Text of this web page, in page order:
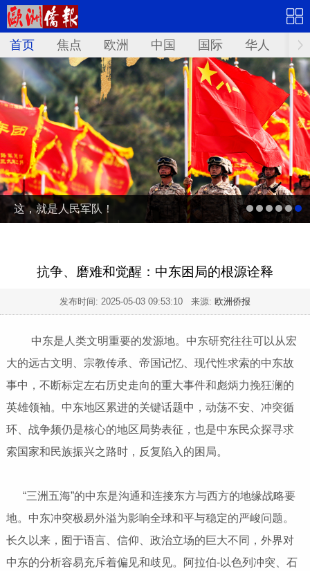
首页 焦点 欧洲 中国 国际 华人 文
这，就是人民军队！
抗争、磨难和觉醒：中东困局的根源诠释
发布时间: 2025-05-03 09:53:10 来源: 欧洲侨报
中东是人类文明重要的发源地。中东研究往往可以从宏
大的远古文明、宗教传承、帝国记忆、现代性求索的中东故
事中，不断标定左右历史走向的重大事件和彪炳力挽狂澜的
英雄领袖。中东地区累进的关键话题中，动荡不安、冲突循
环、战争频仍是核心的地区局势表征，也是中东民众探寻求
索国家和民族振兴之路时，反复陷入的困局。
“三洲五海”的中东是沟通和连接东方与西方的地缘战略要
地。中东冲突极易外溢为影响全球和平与稳定的严峻问题。
长久以来，囿于语言、信仰、政治立场的巨大不同，外界对
中东的分析容易充斥着偏见和歧见。阿拉伯-以色列冲突、石